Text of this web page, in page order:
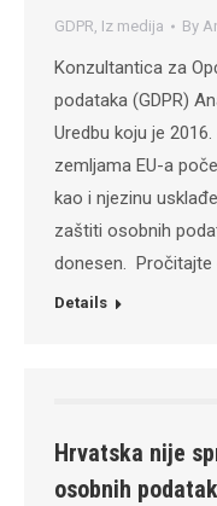
GDPR, Iz medija By
Konzultantica za
podataka (GDPR)
Uredbu koju je
zemljama EU-a
kao i njezinu
zaštiti osobnih
donesen. Pročitajte
Details
Hrvatska nije
osobnih